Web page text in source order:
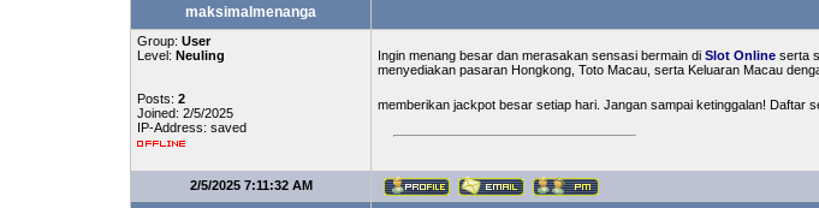
maksimalmenanga
Group: User
Level: Neuling
Posts: 2
Joined: 2/5/2025
IP-Address: saved
Ingin menang besar dan merasakan sensasi bermain di Slot Online serta
menyediakan pasaran Hongkong, Toto Macau, serta Keluaran Macau
memberikan jackpot besar setiap hari. Jangan sampai ketinggalan! Daftar
2/5/2025 7:11:32 AM